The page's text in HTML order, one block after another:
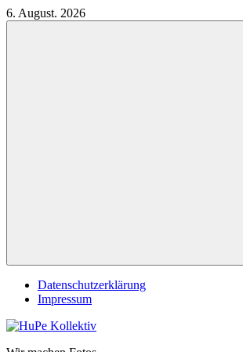
Zum
Inhalt
6. August. 2026
Datenschutzerklärung
Impressum